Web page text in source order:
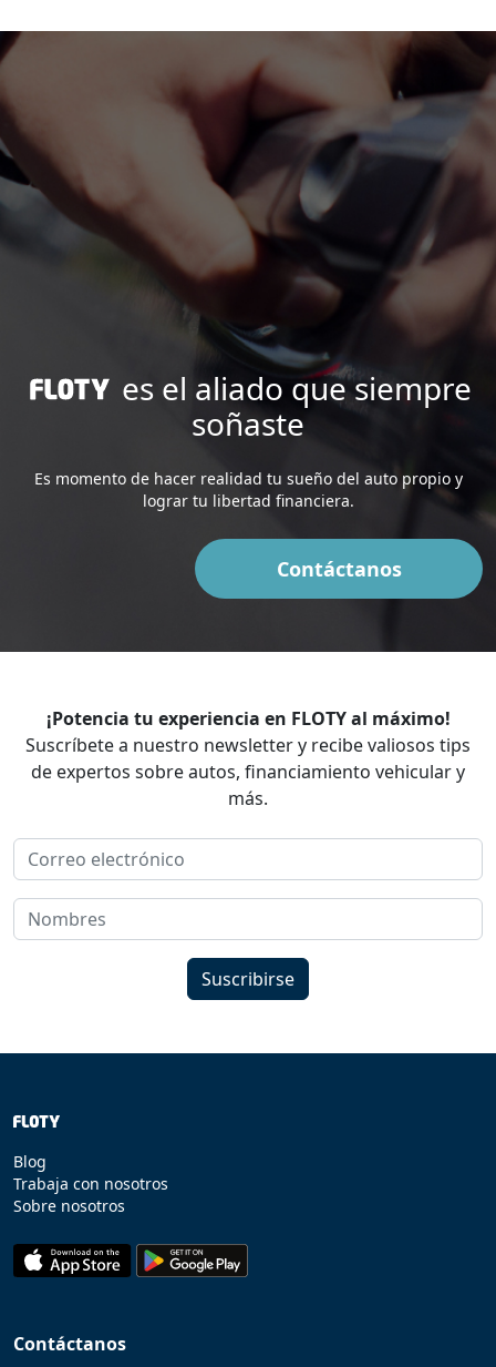
es el aliado que siempre
soñaste
Es momento de hacer realidad tu sueño del auto propio y
lograr tu libertad financiera.
Contáctanos
¡Potencia tu experiencia en FLOTY al máximo!
Suscríbete a nuestro newsletter y recibe valiosos tips
de expertos sobre autos, financiamiento vehicular y
más.
Suscribirse
Blog
Trabaja con nosotros
Sobre nosotros
Contáctanos